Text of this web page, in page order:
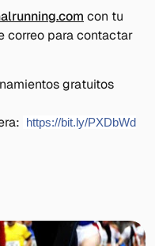
con tu
correo para contactar
gratuitos
https://bit.ly/PXDbWd